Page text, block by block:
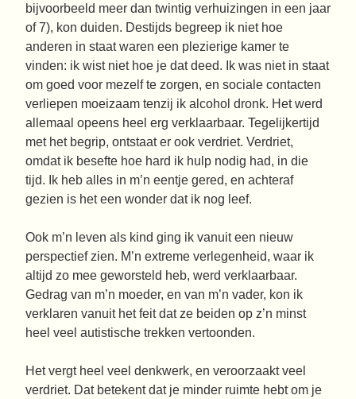
bijvoorbeeld meer dan twintig verhuizingen in een jaar
of 7), kon duiden. Destijds begreep ik niet hoe
anderen in staat waren een plezierige kamer te
vinden: ik wist niet hoe je dat deed. Ik was niet in staat
om goed voor mezelf te zorgen, en sociale contacten
verliepen moeizaam tenzij ik alcohol dronk. Het werd
allemaal opeens heel erg verklaarbaar. Tegelijkertijd
met het begrip, ontstaat er ook verdriet. Verdriet,
omdat ik besefte hoe hard ik hulp nodig had, in die
tijd. Ik heb alles in m’n eentje gered, en achteraf
gezien is het een wonder dat ik nog leef.
Ook m’n leven als kind ging ik vanuit een nieuw
perspectief zien. M’n extreme verlegenheid, waar ik
altijd zo mee geworsteld heb, werd verklaarbaar.
Gedrag van m’n moeder, en van m’n vader, kon ik
verklaren vanuit het feit dat ze beiden op z’n minst
heel veel autistische trekken vertoonden.
Het vergt heel veel denkwerk, en veroorzaakt veel
verdriet. Dat betekent dat je minder ruimte hebt om je